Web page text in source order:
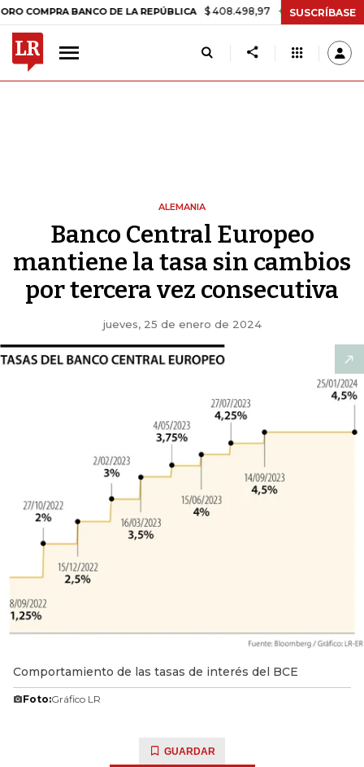
BANCO DE LA REPÚBLICA $ 408.498,97 +$ 8.753,81 +2,19%
SUSCRÍBASE
ALEMANIA
Banco Central Europeo
mantiene la tasa sin cambios
por tercera vez consecutiva
jueves, 25 de enero de 2024
Comportamiento de las tasas de interés del BCE
Foto:Gráfico LR
GUARDAR